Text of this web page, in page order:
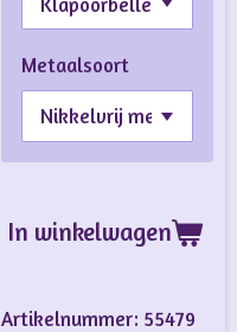
Metaalsoort
In winkelwagen
Artikelnummer: 55479